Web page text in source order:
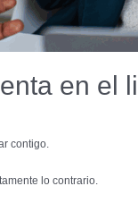
en el
contigo.
lo contrario.